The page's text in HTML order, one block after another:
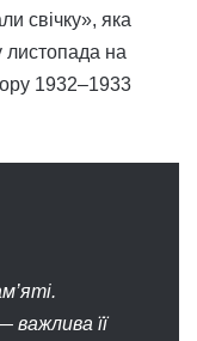
свічку», яка
листопада на
1932–1933
важлива її